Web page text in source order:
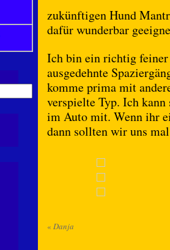
zukünftigen Hund
dafür wunderbar
Ich bin ein richtig
ausgedehnte
komme prima mit
verspielte Typ. Ich
im Auto mit. Wenn ihr
dann sollten wir uns
« Danja